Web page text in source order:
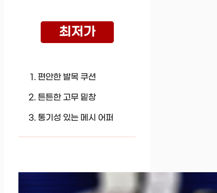
최저가
편안한 발목 쿠션
튼튼한 고무 밑창
통기성 있는 메시 어퍼